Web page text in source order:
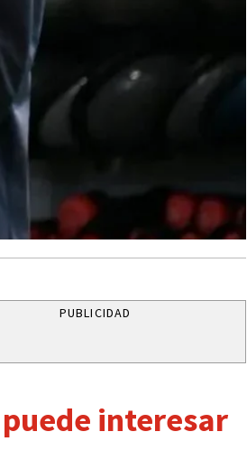
PUBLICIDAD
puede interesar